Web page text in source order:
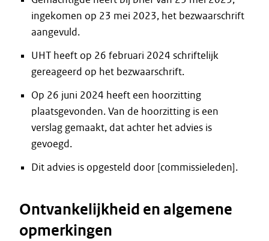
ingekomen op 23 mei 2023, het bezwaarschrift
aangevuld.
UHT heeft op 26 februari 2024 schriftelijk
gereageerd op het bezwaarschrift.
Op 26 juni 2024 heeft een hoorzitting
plaatsgevonden. Van de hoorzitting is een
verslag gemaakt, dat achter het advies is
gevoegd.
Dit advies is opgesteld door [commissieleden].
Ontvankelijkheid en algemene
opmerkingen